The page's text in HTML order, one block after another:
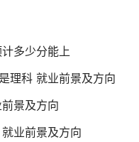
多少分能上
理科 就业前景及方向
景及方向
业前景及方向